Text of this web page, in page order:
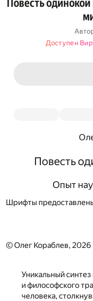
Повесть
Доступен
Повесть
Опыт
Шрифты
© Олег Кораблев, 2026
Уникальный
и философского
человека,